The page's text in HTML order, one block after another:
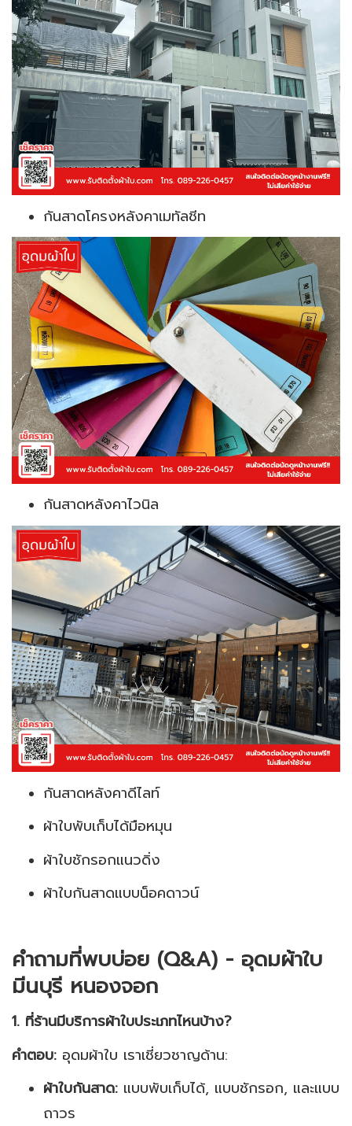
กันสาดโครงหลังคาเมทัลชีท
กันสาดหลังคาไวนิล
กันสาดหลังคาดีไลท์
ผ้าใบพับเก็บได้มือหมุน
ผ้าใบชักรอกแนวดิ่ง
ผ้าใบกันสาดแบบน็อคดาวน์
คำถามที่พบบ่อย (Q&A) - อุดมผ้าใบ
มีนบุรี หนองจอก
1. ที่ร้านมีบริการผ้าใบประเภทไหนบ้าง?
คำตอบ: อุดมผ้าใบ เราเชี่ยวชาญด้าน:
ผ้าใบกันสาด: แบบพับเก็บได้, แบบชักรอก, และแบบ
ถาวร